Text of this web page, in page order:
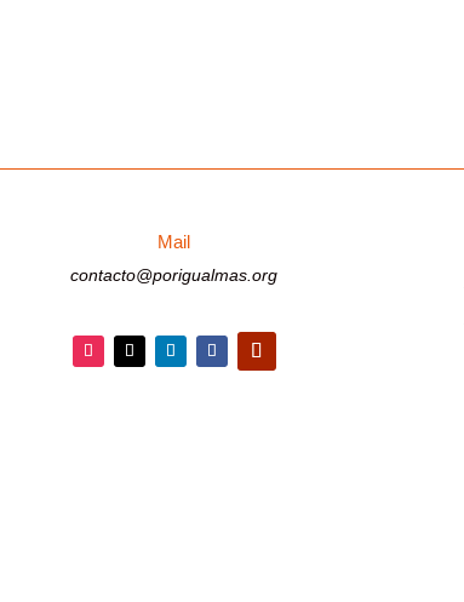
Mail
contacto@porigualmas.org
Seguir